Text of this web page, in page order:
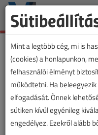
VL
Változik a
foglalkozó
Mint a legtöbb cég, mi is
(cookies) a honlapunkon,
felhasználói élményt
működtetni. Ha
elfogadását. Önnek
sütiken kívül egyénileg
engedélyez. Ezekről alább